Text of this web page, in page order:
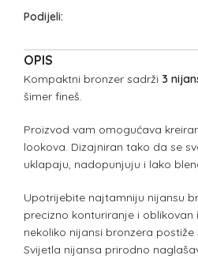
Podijeli:
OPIS
Kompaktni bronzer sadrži 3
šimer fineš.
Proizvod vam omogućava
lookova. Dizajniran tako da se
uklapaju, nadopunjuju i lako
Upotrijebite najtamniju nijansu
precizno konturiranje i
nekoliko nijansi bronzera postiže
Svijetla nijansa prirodno